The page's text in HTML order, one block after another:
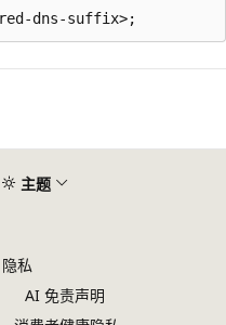
主题
隐私
AI 免责声明